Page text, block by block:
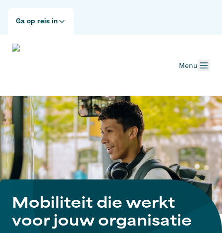
Ga op reis in
Menu
Mobiliteit die werkt
voor jouw organisatie